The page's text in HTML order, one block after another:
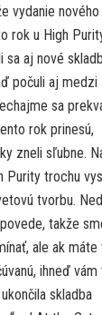
vydanie nového
rok u High
sa aj nové
počuli aj medzi
sa
rok prinesú,
zneli sľubne.
Purity trochu
tvorbu.
takže
ale ak máte
ihneď vám
skladba